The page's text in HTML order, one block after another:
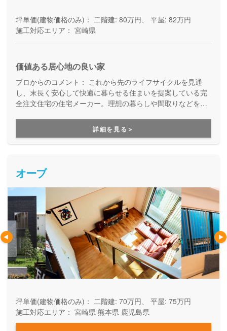
坪単価(建物価格のみ)： 二階建: 80万円、 平屋: 82万円
施工対応エリア： 宮崎県
価値ある居心地の良い家
プロからのコメント：
し、末長く安心して快適に暮らせる住まいを提案している完
全注文住宅の住宅メーカー。理想の暮らしや間取りなどを丁
大工による質の高い施工も魅力の一つ。将来的にも暮らしや
すい平屋建築の実績も豊富です。
詳細を見る＞
オーブ
坪単価(建物価格のみ)： 二階建: 70万円、 平屋: 75万円
施工対応エリア： 宮崎県 熊本県 鹿児島県